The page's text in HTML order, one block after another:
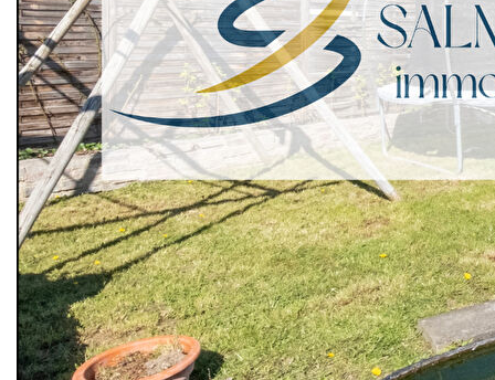
écoles et de toutes les commodités, découvrez une maison
qui offre l'espace dont on rêve lorsque la vie s'accélère.
Avec 138 m² habitables et 72 m² de combles
aménageables avec un accès indépendant, cette maison
se déploie comme une véritable respiration.
Rez-de-chaussée : un quotidien fluide et lumineux :
Entrée fonctionnelle avec grands placards de rangements,
un bureau ou chambre de 13 m2, selon vos besoins, un
WC indépendant, une grande pièce de vie de 55 m2
réunissant cuisine, salle à manger et salon.
Un accès à la terrasse et au jardin à l'abri des regards.
Comme une bulle de douceur pour les fins de journée et les